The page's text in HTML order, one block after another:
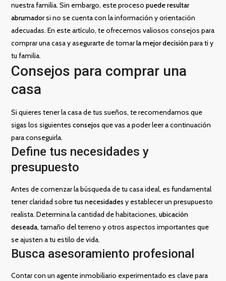
nuestra familia. Sin embargo, este procesopuede resultar
abrumadorsi no se cuenta con la información y orientación
adecuadas. En este artículo, te ofrecemos valiosos consejos para
comprar una casa y asegurarte de tomarla mejor decisiónpara ti y
tu familia.
Consejos para comprar una
casa
Si quieres tener la casa de tus sueños, te recomendamos que
sigas los siguientesconsejos que vas a poder leer a continuación
para conseguirla.
Define tus necesidades y
presupuesto
Antes de comenzar la búsqueda de tu casa ideal, es fundamental
tener claridad sobretus necesidades y establecer un presupuesto
realista. Determina la cantidad de habitaciones,ubicación
deseada, tamaño del terreno y otros aspectos importantes que
se ajusten a tu estilo de vida.
Busca asesoramiento profesional
Contar con un agente inmobiliario experimentado es clave para